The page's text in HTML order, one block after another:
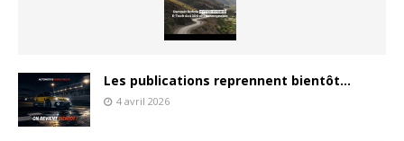
Les publications reprennent bientôt…
4 avril 2026